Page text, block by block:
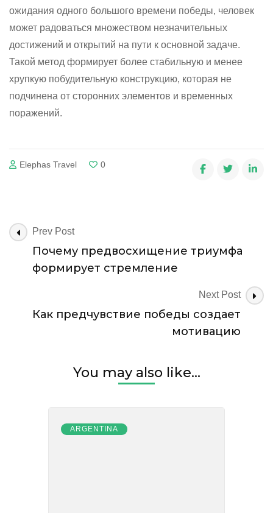
ожидания одного большого времени победы, человек
может радоваться множеством незначительных
достижений и открытий на пути к основной задаче.
Такой метод формирует более стабильную и менее
хрупкую побудительную конструкцию, которая не
подчинена от сторонних элементов и временных
поражений.
Elephas Travel 0
Post
Navigation
Prev Post
Почему предвосхищение триумфа
формирует стремление
Next Post
Как предчувствие победы создает
мотивацию
You may also like...
ARGENTINA